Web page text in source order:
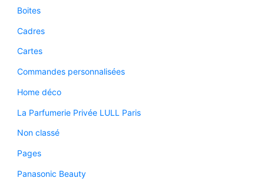
Boites
Cadres
Cartes
Commandes personnalisées
Home déco
La Parfumerie Privée LULL Paris
Non classé
Pages
Panasonic Beauty